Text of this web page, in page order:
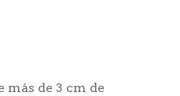
de 3 cm de